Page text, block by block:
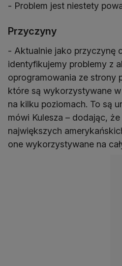
- Problem jest niestety
Przyczyny
- Aktualnie jako przyczynę
identyfikujemy problemy z
oprogramowania ze strony
które są wykorzystywane
na kilku poziomach. To są
mówi Kulesza – dodając,
największych
one wykorzystywane na